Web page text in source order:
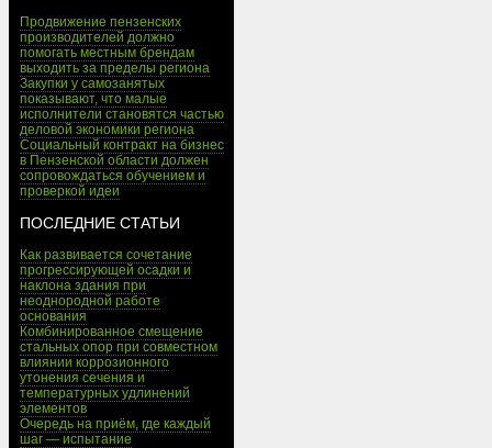
Продвижение пензенских
производителей должно
помогать местным брендам
выходить за пределы региона
Закупки у самозанятых
показывают, что малые
исполнители становятся частью
деловой экономики региона
Социальный контракт на бизнес
в Пензенской области должен
сопровождаться обучением и
проверкой идеи
ПОСЛЕДНИЕ СТАТЬИ
Как развивается сочетание
прогрессирующей осадки и
наклона здания при
неоднородной работе
основания
Комбинированное смещение
стальных опор при совместном
влиянии коррозионного
утонения сечения и
температурных удлинений
элементов
Очередь на приём, где каждый
шаг — испытание